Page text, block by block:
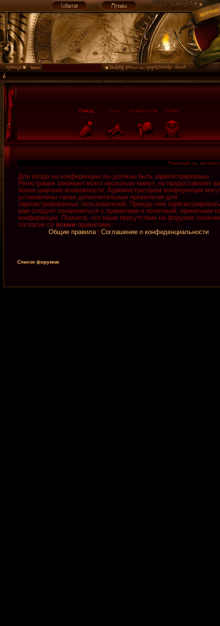
Пожалуйста,
Для входа на конференцию вы должны быть зарегистрированы.
Регистрация занимает всего несколько минут, но предоставляет
более широкие возможности. Администратором конференции
установлены также дополнительные привилегии для
зарегистрированных пользователей. Прежде чем
вам следует ознакомиться с правилами и политикой, принятыми
конференции. Помните, что ваше присутствие на форумах
согласие со всеми правилами.
Общие правила| Соглашение о конфиденциальности
Список форумов